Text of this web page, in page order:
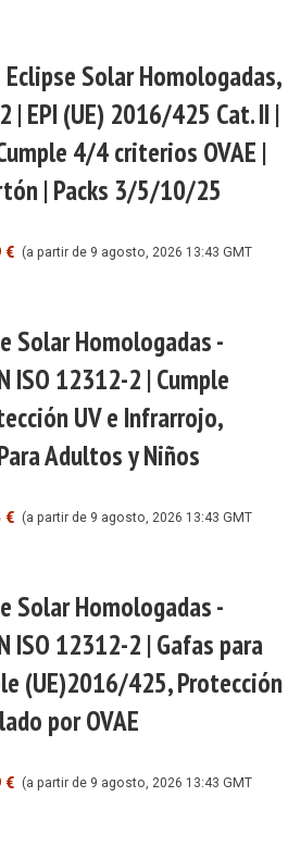
Solar Homologadas,
| EPI (UE) 2016/425 Cat. II |
4/4 criterios OVAE |
| Packs 3/5/10/25
€ (a partir de 9 agosto, 2026 13:43 GMT
Solar Homologadas -
ISO 12312-2 | Cumple
UV e Infrarrojo,
Adultos y Niños
€ (a partir de 9 agosto, 2026 13:43 GMT
Solar Homologadas -
ISO 12312-2 | Gafas para
(UE)2016/425, Protección
por OVAE
€ (a partir de 9 agosto, 2026 13:43 GMT